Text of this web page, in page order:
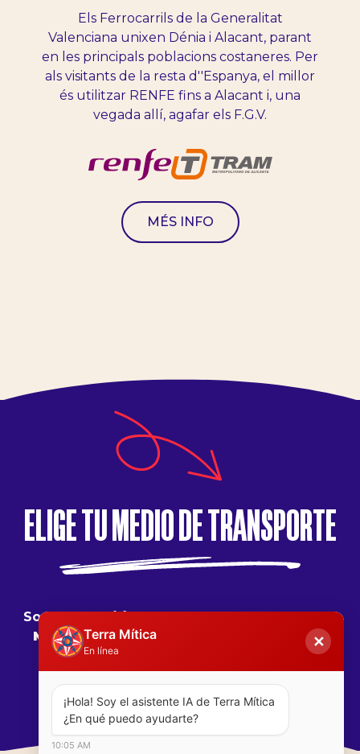
#terramiticapark
Els Ferrocarrils de la Generalitat
Valenciana unixen Dénia i Alacant, parant
en les principals poblacions costaneres. Per
als visitants de la resta d''Espanya, el millor
és utilitzar RENFE fins a Alacant i, una
vegada allí, agafar els F.G.V.
MÉS INFO
ELIGE TU MEDIO DE TRANSPORTE
Som a
465 de
Madrid b>,483 de Barcelona b>,
650 de
Valladolid b> i
Terra Mítica
En línea
✕
¡Hola! Soy el asistente IA de Terra Mítica
¿En qué puedo ayudarte?
10:05 AM